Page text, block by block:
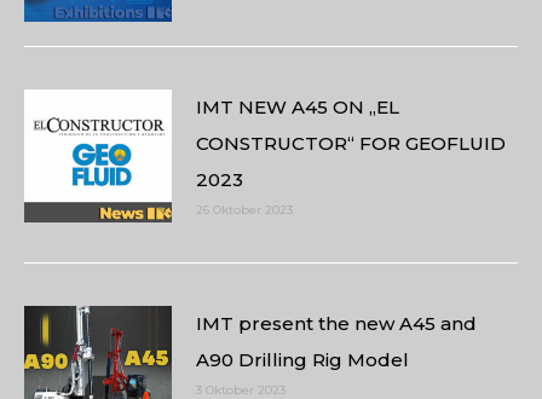
IMT NEW A45 ON „EL
CONSTRUCTOR“ FOR GEOFLUID
2023
26 Oktober 2023
IMT present the new A45 and
A90 Drilling Rig Model
3 Oktober 2023